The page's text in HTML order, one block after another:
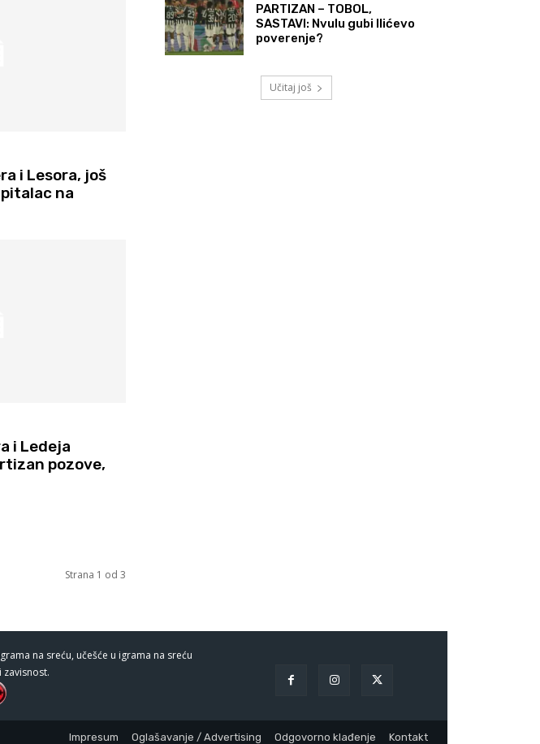
i Lesora, još
na
i Ledeja
pozove,
Strana 1 od 3
PARTIZAN – TOBOL,
SASTAVI: Nvulu gubi Ilićevo
poverenje?
Učitaj još
na sreću, učešće u igrama na sreću
zavisnost.
Impresum Oglašavanje / Advertising Odgovorno klađenje Kontakt